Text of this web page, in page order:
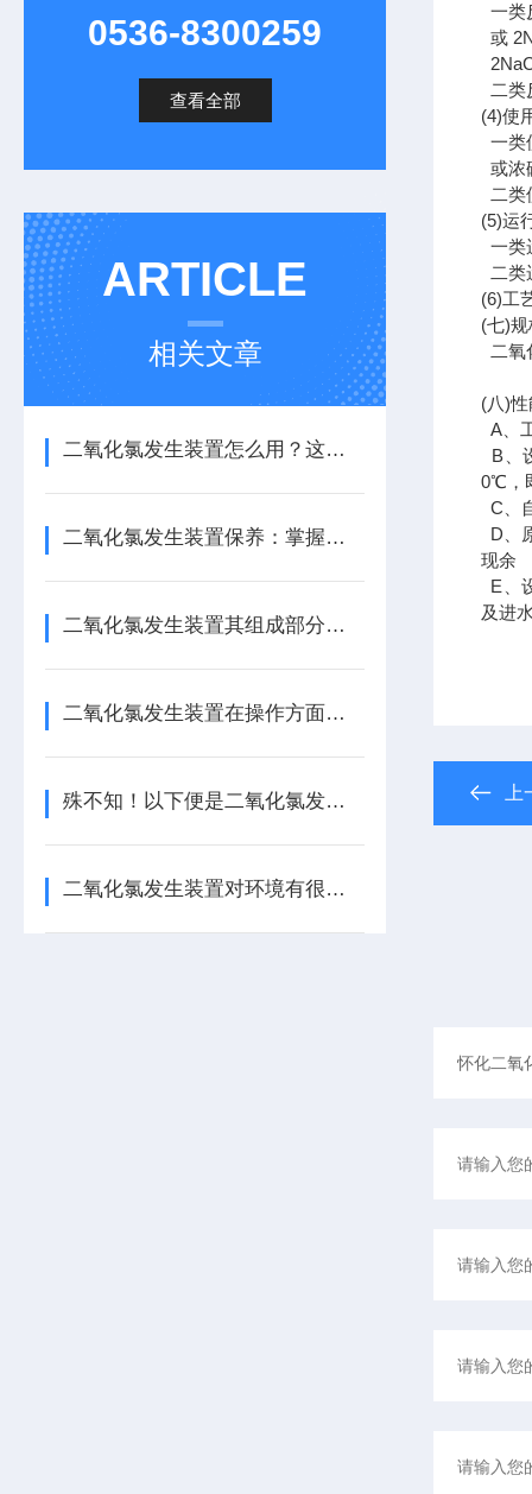
0536-8300259
查看全部
ARTICLE
相关文章
二氧化氯发生装置怎么用？这份实操指南，让新手也能轻松上手！
二氧化氯发生装置保养：掌握这几招，让设备稳效运行更省心！
二氧化氯发生装置其组成部分通常包括以下几个主要系统或部件
二氧化氯发生装置在操作方面有以下指南！
殊不知！以下便是二氧化氯发生装置的特点所在！
二氧化氯发生装置对环境有很强的保护作用
一类
或
二类
(4)使
一类
或浓
二类
(5)运
一类
二类
(6)工
(七)规
二氧
(八)性
A
B
0℃，
C
D
现余
E
及进